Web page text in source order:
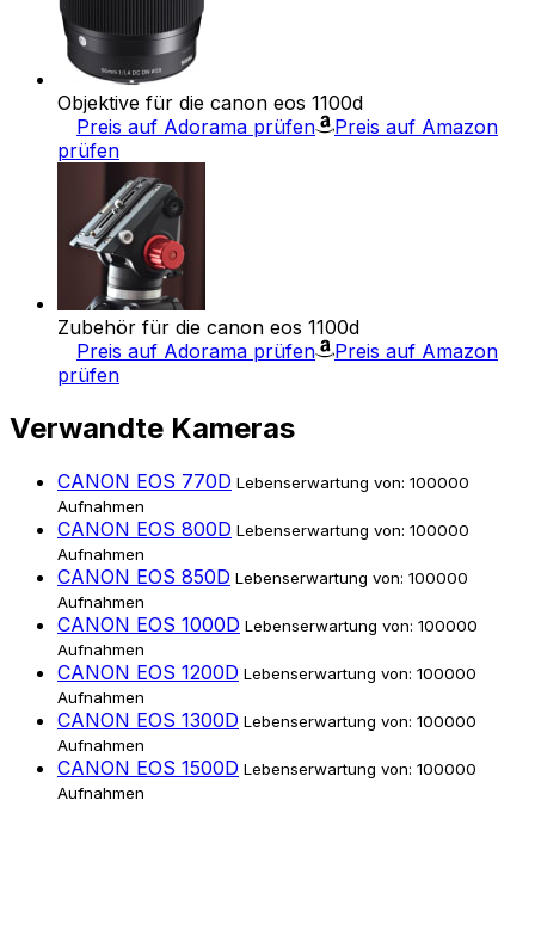
Objektive für die canon eos 1100d
Preis auf Adorama prüfen
Preis auf Amazon
prüfen
Zubehör für die canon eos 1100d
Preis auf Adorama prüfen
Preis auf Amazon
prüfen
Verwandte Kameras
CANON EOS 770D Lebenserwartung von: 100000
Aufnahmen
CANON EOS 800D Lebenserwartung von: 100000
Aufnahmen
CANON EOS 850D Lebenserwartung von: 100000
Aufnahmen
CANON EOS 1000D Lebenserwartung von: 100000
Aufnahmen
CANON EOS 1200D Lebenserwartung von: 100000
Aufnahmen
CANON EOS 1300D Lebenserwartung von: 100000
Aufnahmen
CANON EOS 1500D Lebenserwartung von: 100000
Aufnahmen